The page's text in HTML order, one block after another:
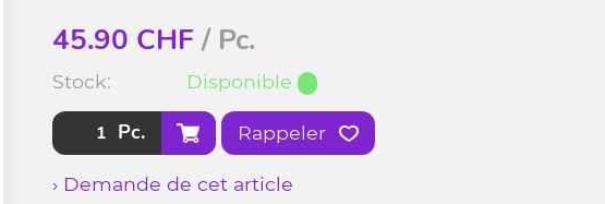
45.90 CHF/ Pc.
Stock: Disponible
Pc. Rappeler
› Demande de cet article